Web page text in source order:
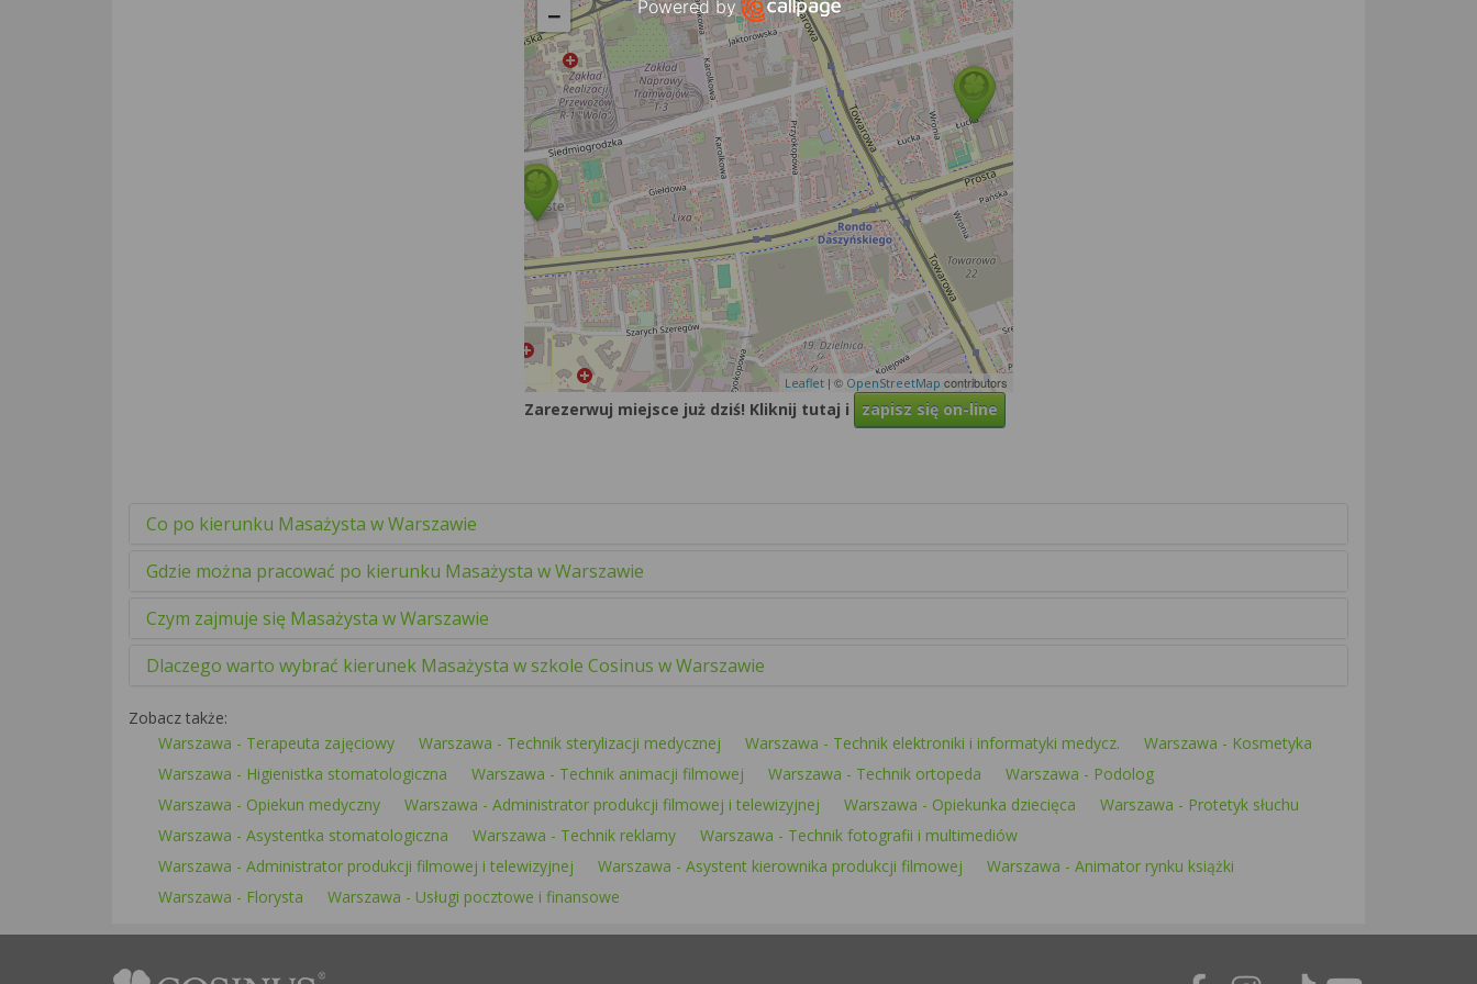
−
Leaflet | © OpenStreetMap contributors
Zarezerwuj miejsce już dziś! Kliknij tutaj i zapisz się on-line
Co po kierunku Masażysta w Warszawie
Gdzie można pracować po kierunku Masażysta w Warszawie
Czym zajmuje się Masażysta w Warszawie
Dlaczego warto wybrać kierunek Masażysta w szkole Cosinus w Warszawie
Zobacz także:
Warszawa - Terapeuta zajęciowy
Warszawa - Technik sterylizacji medycznej Warszawa - Technik elektroniki i informatyki medycz.
Warszawa - Kosmetyka
Warszawa - Higienistka stomatologiczna
Warszawa - Technik animacji filmowej Warszawa - Technik ortopeda
Warszawa - Podolog
Warszawa - Opiekun medyczny
Warszawa - Administrator produkcji filmowej i telewizyjnej Warszawa - Opiekunka dziecięca
Warszawa - Protetyk słuchu
Warszawa - Asystentka stomatologiczna
Warszawa - Technik reklamy
Warszawa - Technik fotografii i multimediów
Warszawa - Administrator produkcji filmowej i telewizyjnej
Warszawa - Asystent kierownika produkcji filmowej
Warszawa - Animator rynku książki
Warszawa - Florysta
Warszawa - Usługi pocztowe i finansowe
Powered by
Open link in new window